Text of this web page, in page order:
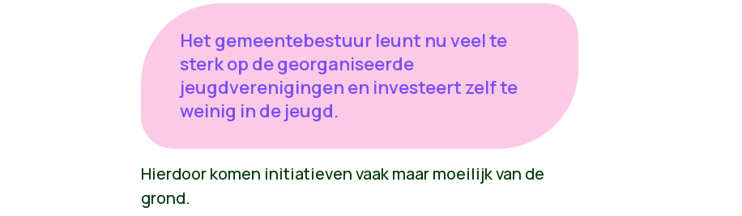
Het gemeentebestuur leunt nu veel te
sterk op de georganiseerde
jeugdverenigingen en investeert zelf te
weinig in de jeugd.
Hierdoor komen initiatieven vaak maar moeilijk van de
grond.